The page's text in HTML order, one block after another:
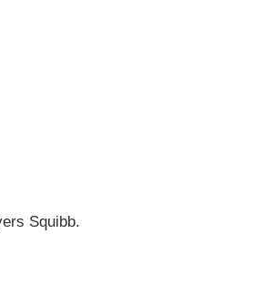
Squibb.